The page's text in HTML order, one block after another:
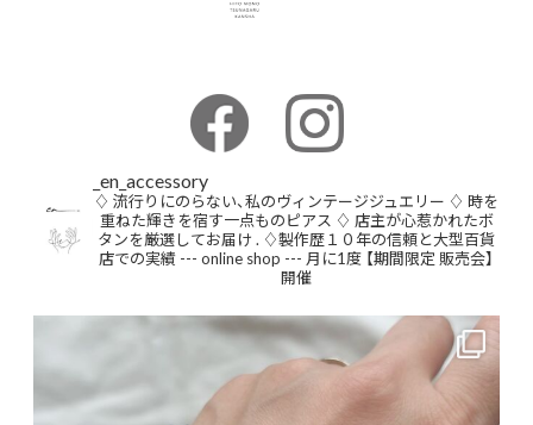
_en_accessory
♢ 流行りにのらない、私のヴィンテージジュエリー ♢ 時を
重ねた輝きを宿す一点ものピアス ♢ 店主が心惹かれたボ
タンを厳選してお届け . ♢製作歴１０年の信頼と大型百貨
店での実績 --- online shop --- 月に1度 【期間限定 販売会】
開催